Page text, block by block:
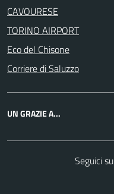
CAVOURESE
TORINO AIRPORT
Eco del Chisone
Corriere di Saluzzo
UN GRAZIE A...
Seguici su